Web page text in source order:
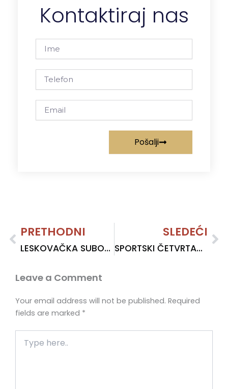
Kontaktiraj nas
Pošalji
Prev
PRETHODNI
LESKOVAČKA SUBOTA: Kontinuitet postojanja
SLEDEĆI
SPORTSKI ČETVRTAK: Sport i politika
Leave a Comment
Your email address will not be published. Required
fields are marked *
here..